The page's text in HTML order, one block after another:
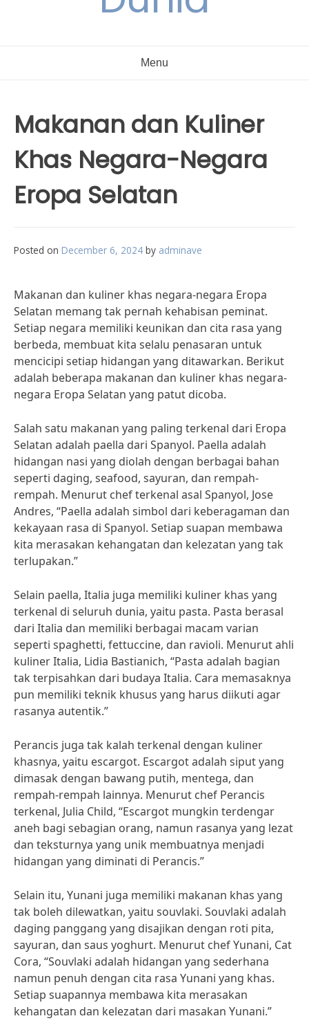
Menu
Makanan dan Kuliner
Khas Negara-Negara
Eropa Selatan
Posted on December 6, 2024 by adminave
Makanan dan kuliner khas negara-negara Eropa
Selatan memang tak pernah kehabisan peminat.
Setiap negara memiliki keunikan dan cita rasa yang
berbeda, membuat kita selalu penasaran untuk
mencicipi setiap hidangan yang ditawarkan. Berikut
adalah beberapa makanan dan kuliner khas negara-
negara Eropa Selatan yang patut dicoba.
Salah satu makanan yang paling terkenal dari Eropa
Selatan adalah paella dari Spanyol. Paella adalah
hidangan nasi yang diolah dengan berbagai bahan
seperti daging, seafood, sayuran, dan rempah-
rempah. Menurut chef terkenal asal Spanyol, Jose
Andres, “Paella adalah simbol dari keberagaman dan
kekayaan rasa di Spanyol. Setiap suapan membawa
kita merasakan kehangatan dan kelezatan yang tak
terlupakan.”
Selain paella, Italia juga memiliki kuliner khas yang
terkenal di seluruh dunia, yaitu pasta. Pasta berasal
dari Italia dan memiliki berbagai macam varian
seperti spaghetti, fettuccine, dan ravioli. Menurut ahli
kuliner Italia, Lidia Bastianich, “Pasta adalah bagian
tak terpisahkan dari budaya Italia. Cara memasaknya
pun memiliki teknik khusus yang harus diikuti agar
rasanya autentik.”
Perancis juga tak kalah terkenal dengan kuliner
khasnya, yaitu escargot. Escargot adalah siput yang
dimasak dengan bawang putih, mentega, dan
rempah-rempah lainnya. Menurut chef Perancis
terkenal, Julia Child, “Escargot mungkin terdengar
aneh bagi sebagian orang, namun rasanya yang lezat
dan teksturnya yang unik membuatnya menjadi
hidangan yang diminati di Perancis.”
Selain itu, Yunani juga memiliki makanan khas yang
tak boleh dilewatkan, yaitu souvlaki. Souvlaki adalah
daging panggang yang disajikan dengan roti pita,
sayuran, dan saus yoghurt. Menurut chef Yunani, Cat
Cora, “Souvlaki adalah hidangan yang sederhana
namun penuh dengan cita rasa Yunani yang khas.
Setiap suapannya membawa kita merasakan
kehangatan dan kelezatan dari masakan Yunani.”